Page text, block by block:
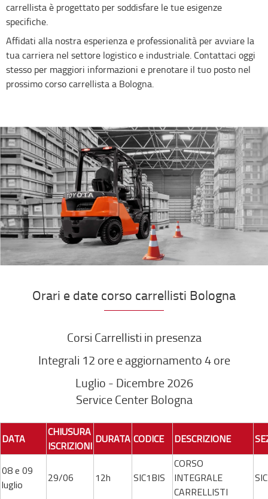
carrellista è progettato per soddisfare le tue esigenze
specifiche.
Affidati alla nostra esperienza e professionalità per avviare la
tua carriera nel settore logistico e industriale. Contattaci oggi
stesso per maggiori informazioni e prenotare il tuo posto nel
prossimo corso carrellista a Bologna.
Orari e date corso carrellisti Bologna
Corsi Carrellisti in presenza
Integrali 12 ore e aggiornamento 4 ore
Luglio - Dicembre 2026
Service Center Bologna
DATA
CHIUSURA
ISCRIZIONI DURATA CODICE DESCRIZIONE
08 e 09
luglio
29/06 12h SIC1BIS
CORSO
INTEGRALE
CARRELLISTI
SIC